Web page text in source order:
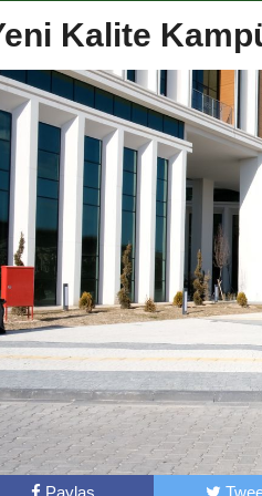
Kalite
Paylaş
Torreira gözyaşlarıyla
çok özleyeceğim